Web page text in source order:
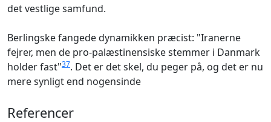
det vestlige samfund.
Berlingske fangede dynamikken præcist: "Iranerne
fejrer, men de pro-palæstinensiske stemmer i Danmark
holder fast"37. Det er det skel, du peger på, og det er nu
mere synligt end nogensinde
Referencer